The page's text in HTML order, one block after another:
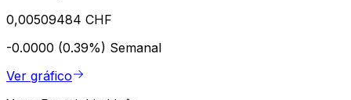
0,00509484 CHF
-0.0000 (0.39%) Semanal
Ver gráfico